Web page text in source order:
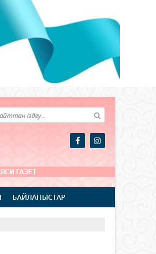
БАЙЛАНЫСТАР